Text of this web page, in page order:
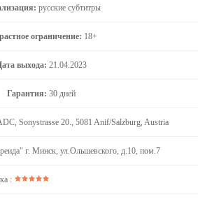
русские субтитры
ограничение: 18+
выхода: 21.04.2023
Гарантия: 30 дней
Sonystrasse 20., 5081 Anif/Salzburg, Austria
г. Минск, ул.Ольшевского, д.10, пом.7
: